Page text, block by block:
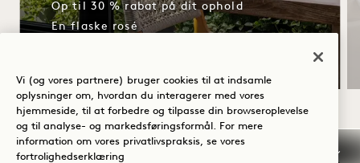
Op til 30 % rabat på dit ophold
En flaske rosé
NaN / 12
Vi (og vores partnere) bruger cookies til at indsamle
oplysninger om, hvordan du interagerer med vores
hjemmeside, til at forbedre og tilpasse din browseroplevelse
og til analyse- og markedsføringsformål. For mere
information om vores privatlivspraksis, se vores
fortrolighedserklæring